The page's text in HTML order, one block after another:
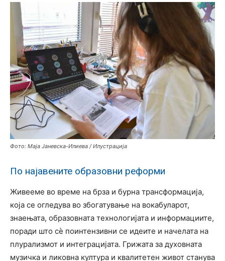
Фото: Маја Јаневска-Илиева / Илустрација
По најавените образовни реформи
Живееме во време на брза и бурна трансформација,
која се огледува во збогатување на вокабуларот,
знаењата, образовната технологијата и информациите,
поради што сѐ поинтензивни се идеите и начелата на
плурализмот и интеграцијата. Грижата за духовната
музичка и ликовна култура и квалитетен живот станува